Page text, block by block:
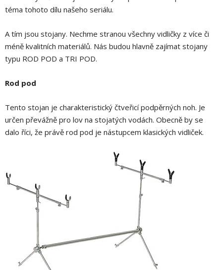
téma tohoto dílu našeho seriálu.
A tím jsou stojany. Nechme stranou všechny vidličky z více či
méně kvalitních materiálů. Nás budou hlavně zajímat stojany
typu ROD POD a TRI POD.
Rod pod
Tento stojan je charakteristický čtveřicí podpěrných noh. Je
určen převážně pro lov na stojatých vodách. Obecně by se
dalo říci, že právě rod pod je nástupcem klasických vidliček.